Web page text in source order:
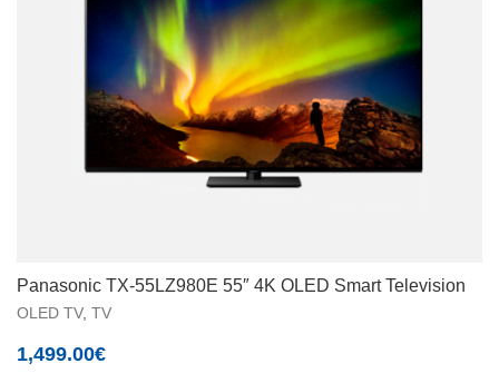
Panasonic TX-55LZ980E 55″ 4K OLED Smart Television
OLED TV, TV
1,499.00€